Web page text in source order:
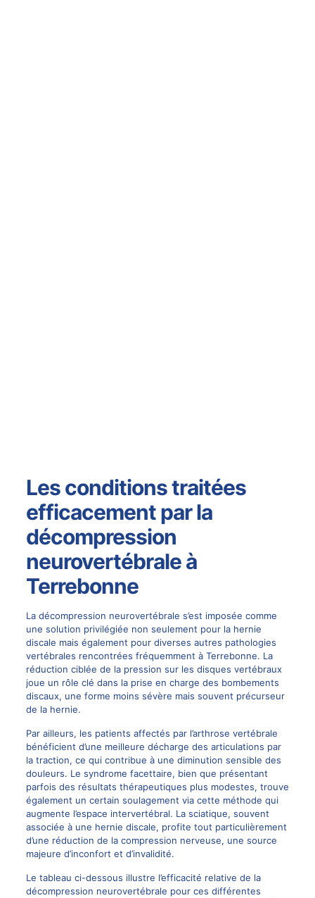
Les conditions traitées
efficacement par la
décompression
neurovertébrale à
Terrebonne
La décompression neurovertébrale s’est imposée comme
une solution privilégiée non seulement pour la hernie
discale mais également pour diverses autres pathologies
vertébrales rencontrées fréquemment à Terrebonne. La
réduction ciblée de la pression sur les disques vertébraux
joue un rôle clé dans la prise en charge des bombements
discaux, une forme moins sévère mais souvent précurseur
de la hernie.
Par ailleurs, les patients affectés par l’arthrose vertébrale
bénéficient d’une meilleure décharge des articulations par
la traction, ce qui contribue à une diminution sensible des
douleurs. Le syndrome facettaire, bien que présentant
parfois des résultats thérapeutiques plus modestes, trouve
également un certain soulagement via cette méthode qui
augmente l’espace intervertébral. La sciatique, souvent
associée à une hernie discale, profite tout particulièrement
d’une réduction de la compression nerveuse, une source
majeure d’inconfort et d’invalidité.
Le tableau ci-dessous illustre l’efficacité relative de la
décompression neurovertébrale pour ces différentes